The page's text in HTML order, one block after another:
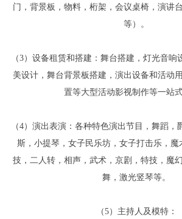
门，背景板，物料，桁架，会议桌椅，演讲
等）。
（3）设备租赁和搭建：舞台搭建，灯光音
美设计，舞台背景板搭建，演出设备和活动
置等大型活动影视制作等一站式
（4）演出表演：各种特色演出节目，舞蹈，
斯，小提琴，女子民乐坊，女子打击乐，
技，二人转，相声，武术，京剧，特技，魔
舞，激光竖琴等。
（5）主持人及模特：